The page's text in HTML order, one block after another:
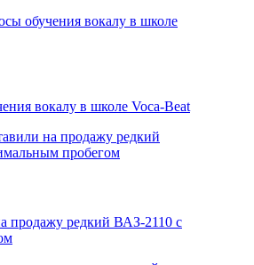
вокалу в школе Voca-Beat
продажу редкий ВАЗ-2110 с